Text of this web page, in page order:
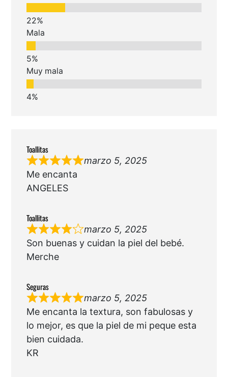
Mala
Muy mala
Toallitas
marzo 5, 2025
Me encanta
ANGELES
Toallitas
marzo 5, 2025
Son buenas y cuidan la piel del bebé.
Merche
Seguras
marzo 5, 2025
Me encanta la textura, son fabulosas y
lo mejor, es que la piel de mi peque esta
bien cuidada.
KR